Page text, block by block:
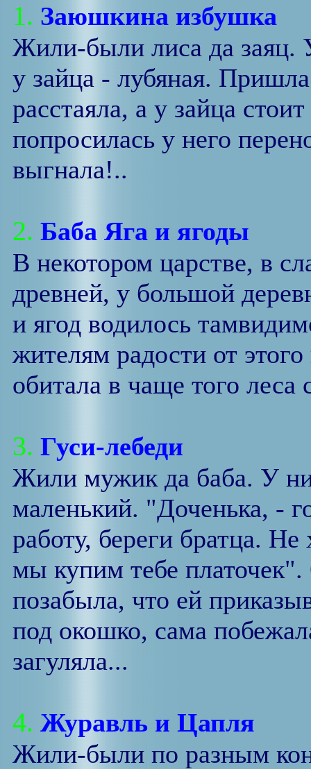
1. Заюшкина избушка
Жили-были лиса да заяц.
у зайца - лубяная.
расстаяла, а у зайца
попросилась у него
выгнала!..
2. Баба Яга и ягоды
В некотором царстве, в
древней, у большой
и ягод водилось
жителям радости от
обитала в чаще того леса
3. Гуси-лебеди
Жили мужик да баба. У
маленький. "Доченька, -
работу, береги братца.
мы купим тебе
позабыла, что ей
под окошко, сама
загуляла...
4. Журавль и Цапля
Жили-были по разным